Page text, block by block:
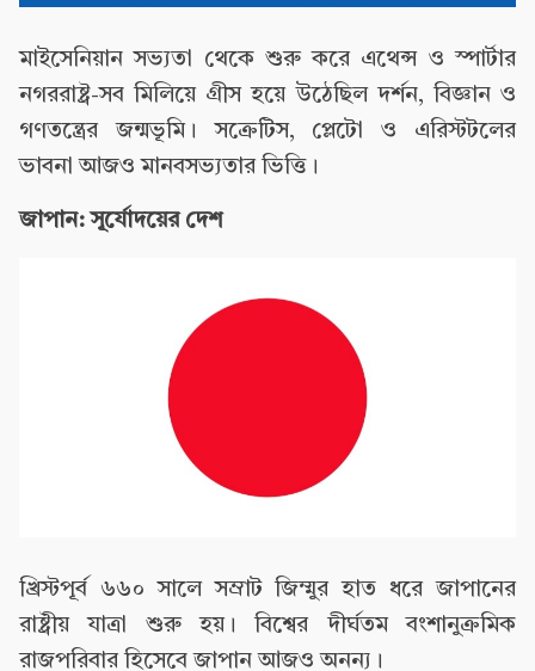
মাইসেনিয়ান সভ্যতা থেকে শুরু করে এথেন্স ও স্পার্টার
নগররাষ্ট্র-সব মিলিয়ে গ্রীস হয়ে উঠেছিল দর্শন, বিজ্ঞান ও
গণতন্ত্রের জন্মভূমি। সক্রেটিস, প্লেটো ও এরিস্টটলের
ভাবনা আজও মানবসভ্যতার ভিত্তি।
জাপান: সূর্যোদয়ের দেশ
খ্রিস্টপূর্ব ৬৬০ সালে সম্রাট জিম্মুর হাত ধরে জাপানের
রাষ্ট্রীয় যাত্রা শুরু হয়। বিশ্বের দীর্ঘতম বংশানুক্রমিক
রাজপরিবার হিসেবে জাপান আজও অনন্য।